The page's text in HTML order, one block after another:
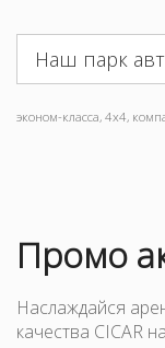
Наш парк
эконом-класса, 4x4,
Промо
Наслаждайся
качества CICAR